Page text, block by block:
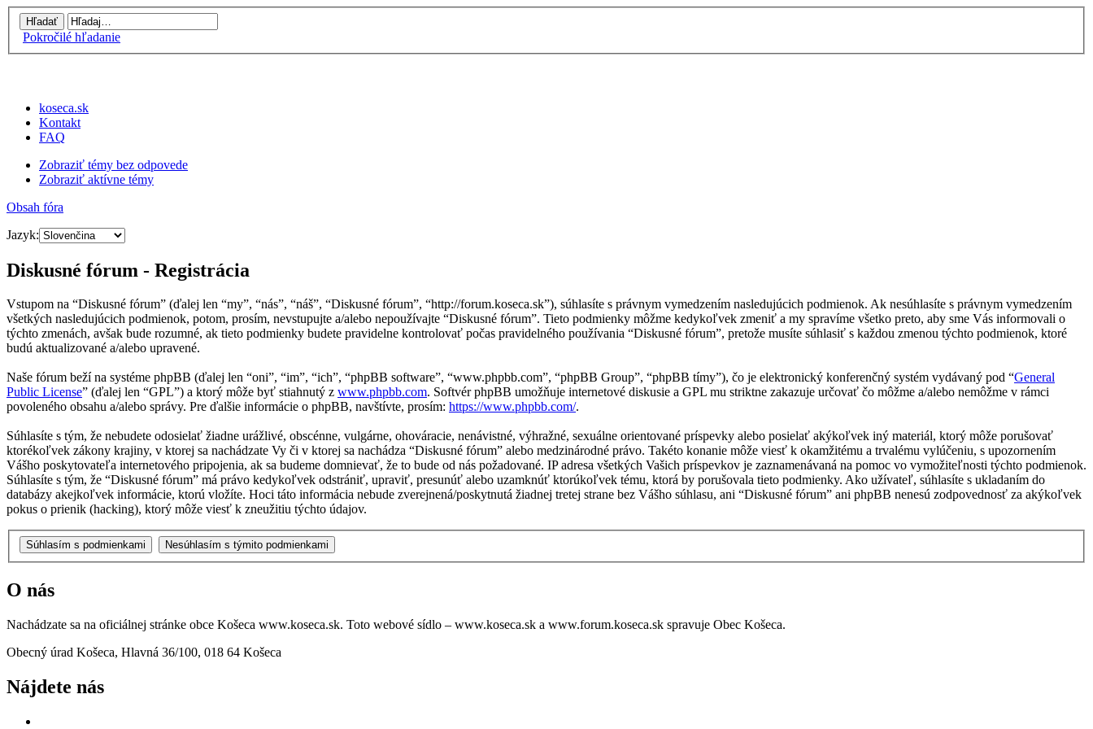
Pokročilé hľadanie
koseca.sk
Kontakt
FAQ
Zobraziť témy bez odpovede
Zobraziť aktívne témy
Obsah fóra
Jazyk:
Diskusné fórum - Registrácia
Vstupom na “Diskusné fórum” (ďalej len “my”, “nás”, “náš”, “Diskusné fórum”, “http://forum.koseca.sk”), súhlasíte s právnym vymedzením nasledujúcich podmienok. Ak nesúhlasíte s právnym vymedzením
všetkých nasledujúcich podmienok, potom, prosím, nevstupujte a/alebo nepoužívajte “Diskusné fórum”. Tieto podmienky môžme kedykoľvek zmeniť a my spravíme všetko preto, aby sme Vás informovali o
týchto zmenách, avšak bude rozumné, ak tieto podmienky budete pravidelne kontrolovať počas pravidelného používania “Diskusné fórum”, pretože musíte súhlasiť s každou zmenou týchto podmienok, ktoré
budú aktualizované a/alebo upravené.
Naše fórum beží na systéme phpBB (ďalej len “oni”, “im”, “ich”, “phpBB software”, “www.phpbb.com”, “phpBB Group”, “phpBB tímy”), čo je elektronický konferenčný systém vydávaný pod “General
Public License” (ďalej len “GPL”) a ktorý môže byť stiahnutý z www.phpbb.com. Softvér phpBB umožňuje internetové diskusie a GPL mu striktne zakazuje určovať čo môžme a/alebo nemôžme v rámci
povoleného obsahu a/alebo správy. Pre ďalšie informácie o phpBB, navštívte, prosím: https://www.phpbb.com/.
Súhlasíte s tým, že nebudete odosielať žiadne urážlivé, obscénne, vulgárne, ohováracie, nenávistné, výhražné, sexuálne orientované príspevky alebo posielať akýkoľvek iný materiál, ktorý môže porušovať
ktorékoľvek zákony krajiny, v ktorej sa nachádzate Vy či v ktorej sa nachádza “Diskusné fórum” alebo medzinárodné právo. Takéto konanie môže viesť k okamžitému a trvalému vylúčeniu, s upozornením
Vášho poskytovateľa internetového pripojenia, ak sa budeme domnievať, že to bude od nás požadované. IP adresa všetkých Vašich príspevkov je zaznamenávaná na pomoc vo vymožiteľnosti týchto podmienok.
Súhlasíte s tým, že “Diskusné fórum” má právo kedykoľvek odstrániť, upraviť, presunúť alebo uzamknúť ktorúkoľvek tému, ktorá by porušovala tieto podmienky. Ako užívateľ, súhlasíte s ukladaním do
databázy akejkoľvek informácie, ktorú vložíte. Hoci táto informácia nebude zverejnená/poskytnutá žiadnej tretej strane bez Vášho súhlasu, ani “Diskusné fórum” ani phpBB nenesú zodpovednosť za akýkoľvek
pokus o prienik (hacking), ktorý môže viesť k zneužitiu týchto údajov.
O nás
Nachádzate sa na oficiálnej stránke obce Košeca www.koseca.sk. Toto webové sídlo – www.koseca.sk a www.forum.koseca.sk spravuje Obec Košeca.
Obecný úrad Košeca, Hlavná 36/100, 018 64 Košeca
Nájdete nás